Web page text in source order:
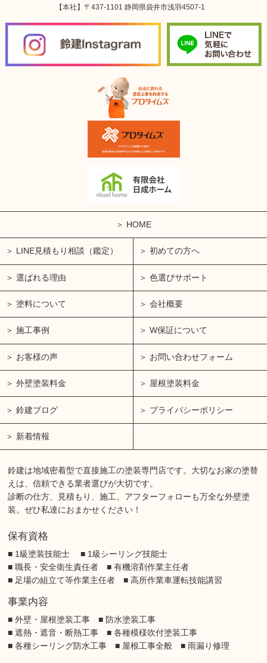
【本社】〒437-1101 静岡県袋井市浅羽4507-1
HOME
LINE見積もり相談（鑑定） 初めての方へ
選ばれる理由 色選びサポート
塗料について 会社概要
施工事例 W保証について
お客様の声 お問い合わせフォーム
外壁塗装料金 屋根塗装料金
鈴建ブログ プライバシーポリシー
新着情報
鈴建は地域密着型で直接施工の塗装専門店です。大切なお家の塗替
えは、信頼できる業者選びが大切です。
診断の仕方、見積もり、施工、アフターフォローも万全な外壁塗
装。ぜひ私達におまかせください！
保有資格
■ 1級塗装技能士 ■ 1級シーリング技能士
■ 職長・安全衛生責任者 ■ 有機溶剤作業主任者
■ 足場の組立て等作業主任者 ■ 高所作業車運転技能講習
事業内容
■ 外壁・屋根塗装工事 ■ 防水塗装工事
■ 遮熱・遮音・断熱工事 ■ 各種模様吹付塗装工事
■ 各種シーリング防水工事 ■ 屋根工事全般 ■ 雨漏り修理